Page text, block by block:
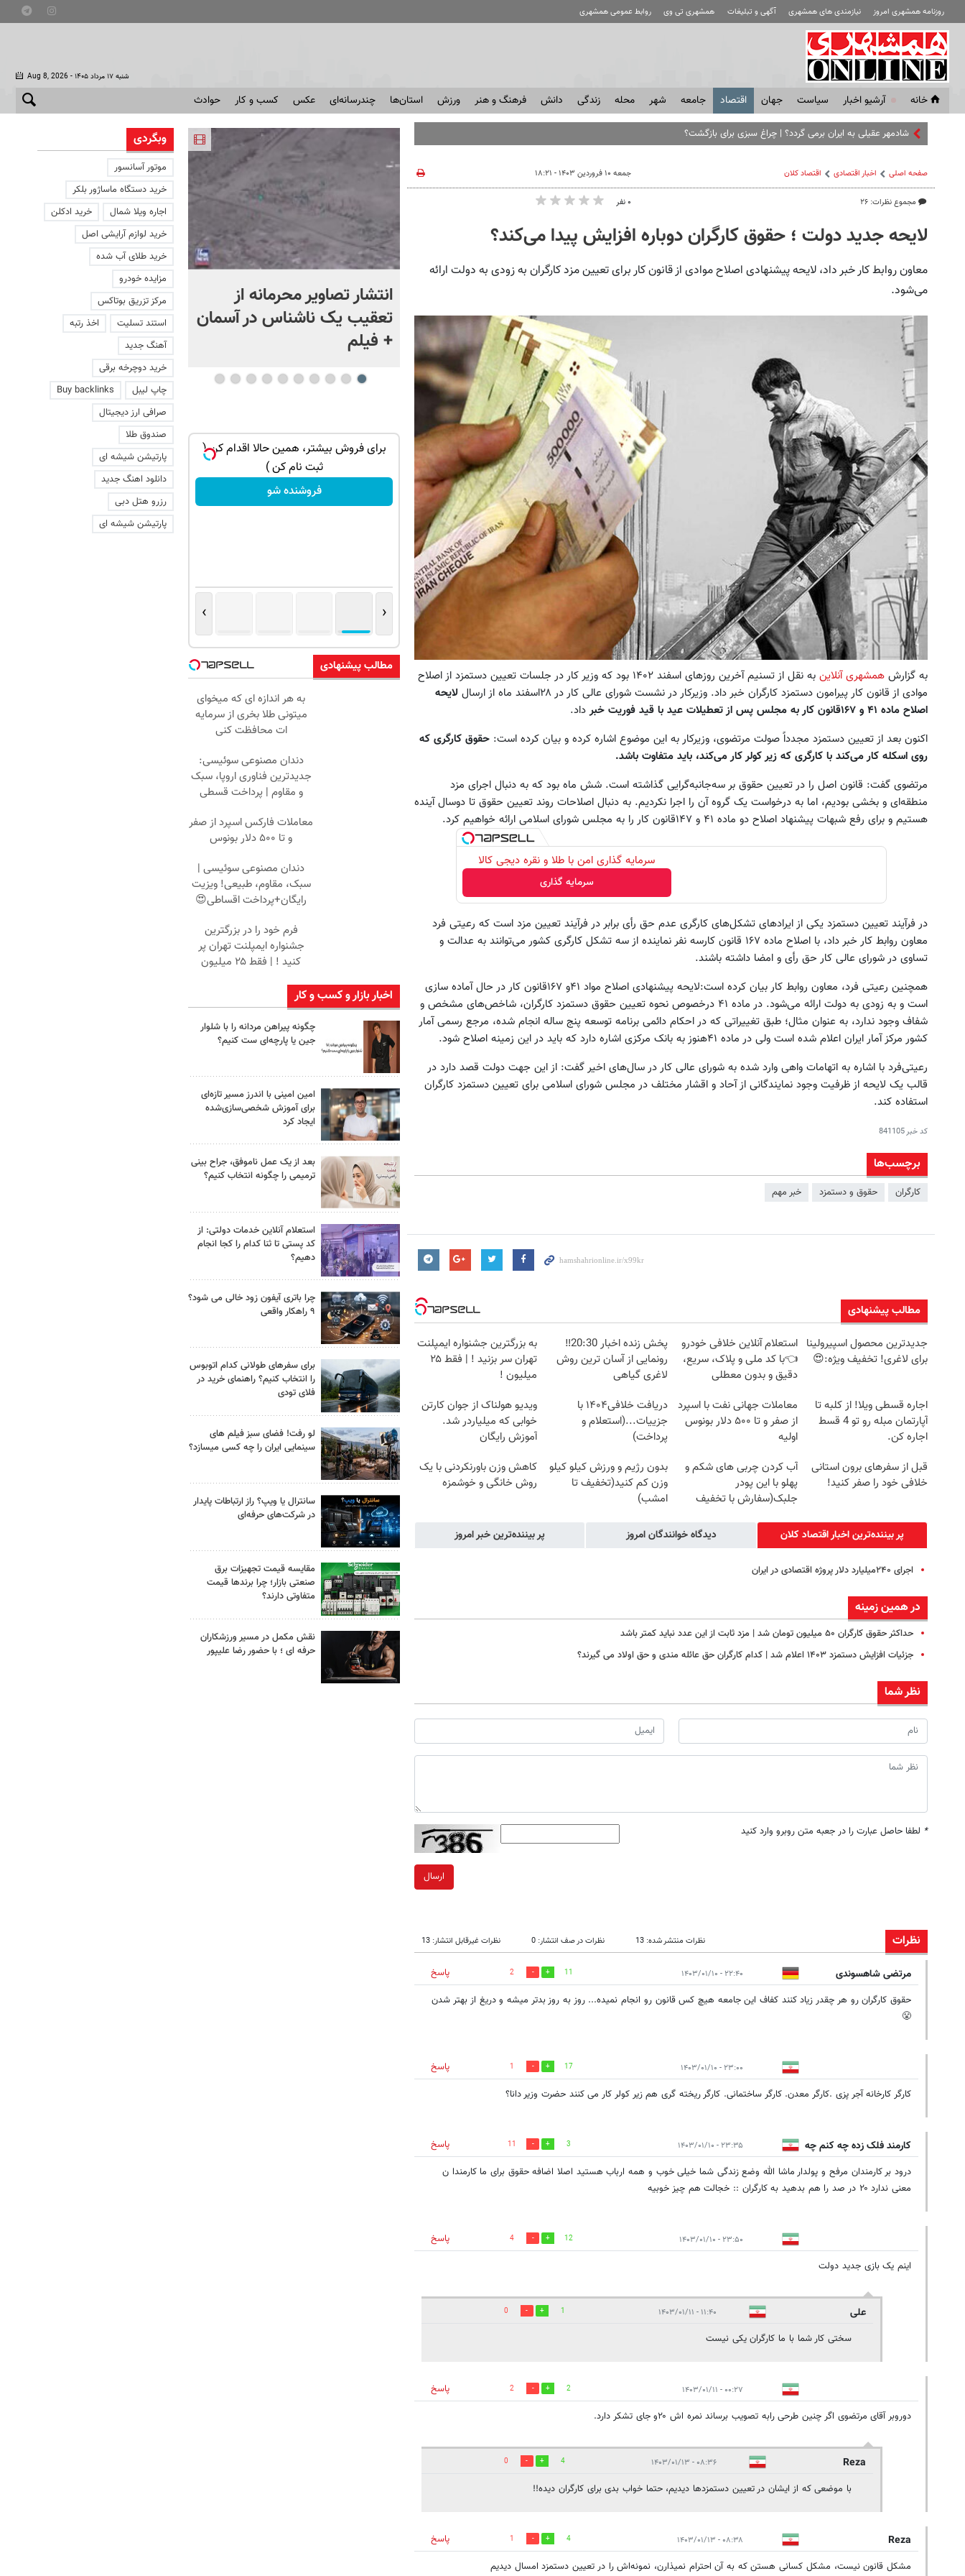
روزنامه همشهری امروز نیازمندی های همشهری آگهی و تبلیغات همشهری تی وی روابط عمومی همشهری
Aug 8, 2026 - شنبه ۱۷ مرداد ۱۴۰۵
خانه آرشیو اخبار سياست جهان اقتصاد جامعه شهر محله زندگی دانش فرهنگ و هنر ورزش استان‌ها چندرسانه‌ای عکس کسب و کار حوادث
شادمهر عقیلی به ایران برمی گردد؟ | چراغ سبزی برای بازگشت؟
صفحه اصلی اخبار اقتصادی اقتصاد كلان
مجموع نظرات: ۲۶
جمعه ۱۰ فروردین ۱۴۰۳ - ۱۸:۲۱
۰ نفر
لایحه جدید دولت ؛ حقوق کارگران دوباره افزایش پیدا می‌کند؟
معاون روابط کار خبر داد، لایحه پیشنهادی اصلاح ​موادی از قانون کار برای تعیین مزد کارگران به زودی به دولت ارائه
می‌شود.
به گزارش همشهری آنلاین
به نقل از تسنیم آخرین روزهای اسفند ۱۴۰۲ بود که وزیر کار در جلسات تعیین دستمزد از اصلاح
موادی از قانون کار پیرامون دستمزد کارگران خبر داد. وزیرکار در نشست شورای عالی کار در ۲۸اسفند ماه از ارسال
لایحه
اصلاح ماده ۴۱ و ۱۶۷قانون کار به مجلس پس از تعطیلات عید با قید فوریت خبر
داد.
اکنون بعد از تعیین دستمزد مجدداً صولت مرتضوی، وزیرکار به این موضوع اشاره کرده و بیان کرده است: حقوق کارگری که
روی اسکله کار می‌کند با کارگری که زیر کولر کار می‌کند، باید متفاوت باشد.
مرتضوی گفت: قانون اصل را در تعیین حقوق بر سه‌جانبه‌گرایی گذاشته است. شش ماه بود که به دنبال اجرای مزد
منطقه‌ای و بخشی بودیم، اما به درخواست یک گروه آن را اجرا نکردیم. به دنبال اصلاحات روند تعیین حقوق تا دوسال آینده
هستیم و برای رفع شبهات پیشنهاد اصلاح دو ماده ۴۱ و ۱۴۷قانون کار را به مجلس شورای اسلامی ارائه خواهیم کرد.
سرمایه گذاری امن با طلا و نقره دیجی کالا
سرمایه گذاری
در فرآیند تعیین دستمزد یکی از ایرادهای تشکل‌های کارگری عدم حق رأی برابر در فرآیند تعیین مزد است که رعیتی فرد
معاون روابط کار خبر داد، با اصلاح ماده ۱۶۷ قانون کارسه نفر نماینده از سه تشکل کارگری کشور می‌توانند به عدالت و
تساوی در شورای عالی کار حق رأی و امضا داشته باشند.
همچنین رعیتی فرد، معاون روابط کار بیان کرده است:لایحه پیشنهادی اصلاح مواد ۴۱و ۱۶۷قانون کار در حال آماده سازی
است و به زودی به دولت ارائه می‌شود. در ماده ۴۱ درخصوص نحوه تعیین حقوق دستمزد کارگران، شاخص‌های مشخص و
شفاف وجود ندارد، به عنوان مثال؛ طبق تغییراتی که در احکام دائمی برنامه توسعه پنج ساله انجام شده، مرجع رسمی آمار
کشور مرکز آمار ایران اعلام شده است ولی در ماده ۴۱هنوز به بانک مرکزی اشاره دارد که باید در این زمینه اصلاح شود.
رعیتی‌فرد با اشاره به اتهامات واهی وارد شده به شورای عالی کار در سال‌های اخیر گفت: از این جهت دولت قصد دارد در
قالب یک لایحه از ظرفیت وجود نمایندگانی از آحاد و اقشار مختلف در مجلس شورای اسلامی برای تعیین دستمزد کارگران
استفاده کند.
کد خبر841105
برچسب‌ها
کارگران حقوق و دستمزد خبر مهم
مطالب پیشنهادی
جدیدترین محصول اسپیرولینا
برای لاغری! تخفیف ویژه:😍
استعلام آنلاین خلافی خودرو
👈با کد ملی و پلاک، سریع،
دقیق و بدون معطلی
پخش زنده اخبار 20:30‼️
رونمایی از آسان ترین روش
لاغری گیاهی
به بزرگترین جشنواره ایمپلنت
تهران سر بزنید ! | فقط ۲۵
میلیون !
اجاره‌ قسطی ویلا! از کلبه تا
آپارتمان مبله رو تو 4 قسط
اجاره کن.
معاملات جهانی نفت با اسپرد
از صفر و تا ۵۰۰ دلار بونوس
اولیه
دریافت خلافی۱۴۰۴ با
جزییات...(استعلام و
پرداخت)
ویدیو هولناک از جوان کارتن
خوابی که میلیاردر شد.
آموزش رایگان
قبل از سفرهای برون استانی
خلافی خود را صفر کنید!
آب کردن چربی های شکم و
پهلو با این پودر
جلبک(سفارش با تخفیف
بدون رژیم و ورزش کیلو کیلو
وزن کم کنید(تخفیف تا
امشب)
کاهش وزن باورنکردنی با یک
روش خانگی و خوشمزه
پر بیننده‌ترین اخبار اقتصاد كلان دیدگاه خوانندگان امروز پر بیننده‌ترین خبر امروز
اجرای ۲۴۰میلیارد دلار پروژه اقتصادی در ایران
در همین زمینه
حداکثر حقوق کارگران ۵۰ میلیون تومان شد | مزد ثابت از این عدد نباید کمتر باشد
جزئیات افزایش دستمزد ۱۴۰۳ اعلام شد | کدام کارگران حق عائله مندی و حق اولاد می گیرند؟
نظر شما
* لطفا حاصل عبارت را در جعبه متن روبرو وارد کنید
ارسال
نظرات نظرات منتشر شده: 13 نظرات در صف انتشار: 0 نظرات غیرقابل انتشار: 13
مرتضی شاهسوندی ۲۲:۴۰ - ۱۴۰۳/۰۱/۱۰ 11
2
پاسخ
حقوق کارگران رو هر چقدر زیاد کنند کفاف این جامعه هیچ کس قانون رو انجام نمیده... روز به روز بدتر میشه و دریغ از بهتر شدن
😤
۲۳:۰۰ - ۱۴۰۳/۰۱/۱۰ 17
1
پاسخ
کارگر کارخانه آجر پزی .کارگر معدن. کارگر ساختمانی. کارگر ریخته گری هم زیر کولر کار می کنند حضرت وزیر دانا؟
کارمند فلک زده چه کنم چه
کنم
۲۳:۳۵ - ۱۴۰۳/۰۱/۱۰ 3
11
پاسخ
درود بر کارمندان مرفح و پولدار ماشا الله وضع زندگی شما خیلی خوب و همه ارباب هستید اصلا اضافه حقوق برای ما کارمندا ن
معنی ندارد ۲۰ در صد را هم بدهید به کارگران :: خجالت هم چیز خوبیه
۲۳:۵۰ - ۱۴۰۳/۰۱/۱۰ 12
4
پاسخ
اینم یک بازی جدید دولت
علی ۱۱:۴۰ - ۱۴۰۳/۰۱/۱۱ 1
0
سختی کار شما با ما کارگران یکی نیست
۰۰:۲۷ - ۱۴۰۳/۰۱/۱۱ 2
2
پاسخ
دوروبر آقای مرتضوی اگر چنین طرحی رابه تصویب برساند نمره اش ۲۰و جای تشکر دارد.
Reza ۰۸:۳۶ - ۱۴۰۳/۰۱/۱۳ 4
0
با موضعی که از ایشان در تعیین دستمزدها دیدیم، حتما خواب بدی برای کارگران دیده!!
Reza ۰۸:۳۸ - ۱۴۰۳/۰۱/۱۳ 4
1
پاسخ
مشکل قانون نیست، مشکل کسانی هستن که به آن احترام نمیذارن، نمونه‌اش را در تعیین دستمزد امسال دیدیم
خورد؟ +ببینید | کتابی که
ژاپن را غافلگیر کرد
انتشار تصاویر محرمانه از
تعقیب یک ناشناس در آسمان
+ فیلم
حمله خلبانان ایرانی به
+ فیلم
برای فروش بیشتر، همین حالا اقدام کن (
اگه عمر طولانی و بدن سالم میخوای این
نوشیدنی رو با تخفیف بخر
خرید محصول
جک s5 داری برای فروش؟ با کارنامه به
بهترین قیمت بفروش!
ثبت درخواست
فروش خودرو شما فقط با یک درخواست
آنلاین ✔
‹
›
مطالب پیشنهادی
به هر اندازه ای که میخوای
میتونی طلا بخری از سرمایه
ات محافظت کنی
دندان مصنوعی سوئیسی:
جدیدترین فناوری اروپا، سبک
و مقاوم | پرداخت قسطی
معاملات فارکس اسپرد از صفر
و تا ۵۰۰ دلار بونوس
دندان مصنوعی سوئیسی |
سبک، مقاوم، طبیعی! ویزیت
رایگان+پرداخت اقساطی😍
فرم خود را در بزرگترین
جشنواره ایمپلنت تهران پر
کنید ! | فقط ۲۵ میلیون
اخبار بازار و کسب و کار
چگونه پیراهن مردانه را با شلوار
جین یا پارچه‌ای ست کنیم؟
امین امینی با اندرز مسیر تازه‌ای
برای آموزش شخصی‌سازی‌شده
ایجاد کرد
بعد از یک عمل ناموفق، جراح بینی
ترمیمی را چگونه انتخاب کنیم؟
استعلام آنلاین خدمات دولتی: از
کد پستی تا ثنا کدام را کجا انجام
دهیم؟
چرا باتری آیفون زود خالی می شود؟
۹ راهکار واقعی
برای سفرهای طولانی کدام اتوبوس
را انتخاب کنیم؟ راهنمای خرید در
فلای تودی
لو رفت! فضای سبز فیلم های
سینمایی ایران را چه کسی میسازد؟
سانترال یا ویپ؟ راز ارتباطات پایدار
در شرکت‌های حرفه‌ای
مقایسه قیمت تجهیزات برق
صنعتی بازار؛ چرا برندها قیمت
متفاوتی دارند؟
نقش مکمل در مسیر ورزشکاران
حرفه ای ؛ با حضور رضا علیپور
وبگردی
موتور آسانسور
خرید دستگاه ماساژور بلکر
اجاره ویلا شمال
خرید ادکلن
خرید لوازم آرایشی اصل
خرید طلای آب شده
مزایده خودرو
مرکز تزریق بوتاکس
استند تسلیت
اخذ رتبه
آهنگ جدید
خرید دوچرخه برقی
چاپ لیبل
Buy backlinks
صرافی ارز دیجیتال
صندوق طلا
پارتیشن شیشه ای
دانلود اهنگ جدید
رزرو هتل دبی
پارتیشن شیشه ای